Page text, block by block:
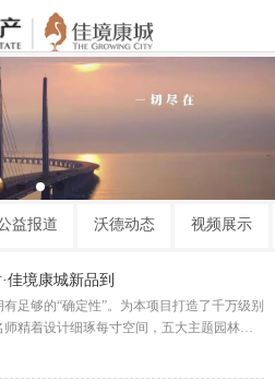
益报道 沃德动态 视频展示
佳境康城新品到
足够的“确定性”。为本项目打造了千万级别
精着设计细琢每寸空间，五大主题园林尊
有尊贵独享室内外恒温双泳池，品质物业